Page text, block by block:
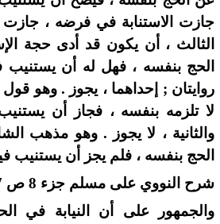
جازت الاستنابة في فرضه ،
الثالث ، أن يكون قد أدى حجة
الحج بنفسه ، فهل له أن
روايتان ; إحداهما ، يجوز . وهو
لا تلزمه بنفسه ، فجاز أن
والثانية ، لا يجوز . وهو مذهب
الحج بنفسه ، فلم يجز أن يستنيب
شرح النووي على مسلم جزء 8 ص 27
والجمهور على أن النيابة في